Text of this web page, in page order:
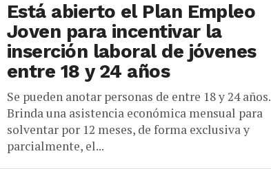
Está abierto el Plan Empleo
Joven para incentivar la
inserción laboral de jóvenes
entre 18 y 24 años
Se pueden anotar personas de entre 18 y 24 años.
Brinda una asistencia económica mensual para
solventar por 12 meses, de forma exclusiva y
parcialmente, el...